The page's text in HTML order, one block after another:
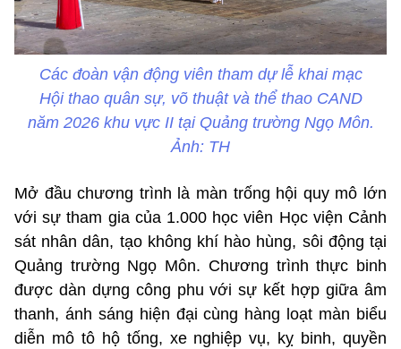
Các đoàn vận động viên tham dự lễ khai mạc
Hội thao quân sự, võ thuật và thể thao CAND
năm 2026 khu vực II tại Quảng trường Ngọ Môn.
Ảnh: TH
Mở đầu chương trình là màn trống hội quy mô lớn
với sự tham gia của 1.000 học viên Học viện Cảnh
sát nhân dân, tạo không khí hào hùng, sôi động tại
Quảng trường Ngọ Môn. Chương trình thực binh
được dàn dựng công phu với sự kết hợp giữa âm
thanh, ánh sáng hiện đại cùng hàng loạt màn biểu
diễn mô tô hộ tống, xe nghiệp vụ, kỵ binh, quyền